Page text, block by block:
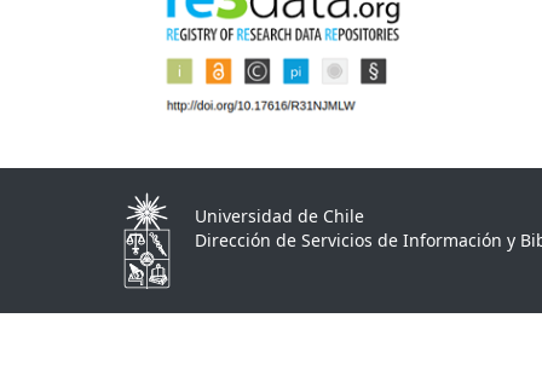
Universidad de Chile
Dirección de Servicios de Información y